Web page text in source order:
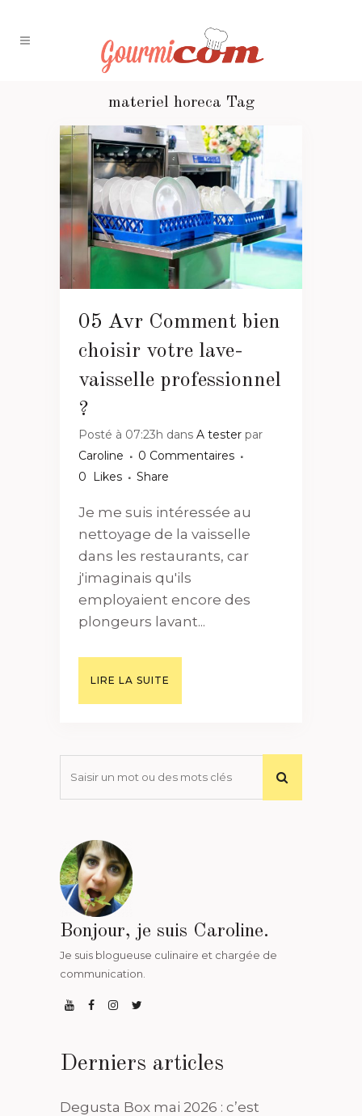
materiel horeca Tag
05 Avr Comment bien
choisir votre lave-
vaisselle professionnel
?
Posté à 07:23h dans A tester par
Caroline
0 Commentaires
0
Likes Share
Je me suis intéressée au
nettoyage de la vaisselle
dans les restaurants, car
j'imaginais qu'ils
employaient encore des
plongeurs lavant...
LIRE LA SUITE
Bonjour, je suis Caroline.
Je suis blogueuse culinaire et chargée de
communication.
Derniers articles
Degusta Box mai 2026 : c’est